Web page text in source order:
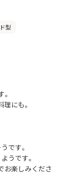
型
にも。
です。
うです。
お楽しみくださ